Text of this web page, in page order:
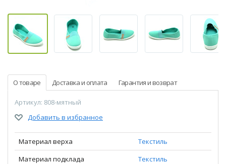
О товаре Доставка и оплата Гарантия и возврат
Артикул: 808-мятный
Добавить в избранное
Материал верха
Текстиль
Материал подклада
Текстиль